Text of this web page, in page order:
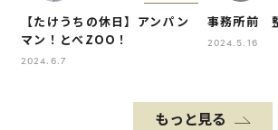
【たけうちの休日】アンパン
マン！とべZOO！
2024.6.7
事務所前
2024.5.16
もっと見る